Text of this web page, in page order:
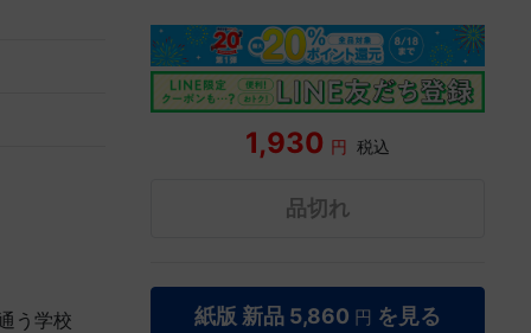
う学校
1,930 円 税込
品切れ
紙版 新品 5,860 円 を見る